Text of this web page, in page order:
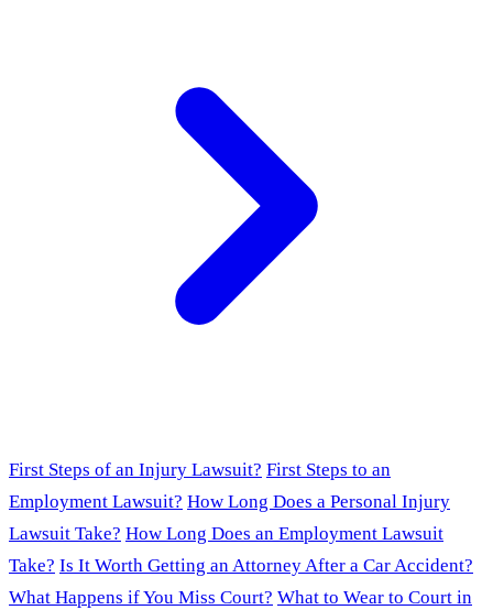
First Steps of an Injury Lawsuit? First Steps to an
Employment Lawsuit? How Long Does a Personal Injury
Lawsuit Take? How Long Does an Employment Lawsuit
Take? Is It Worth Getting an Attorney After a Car Accident?
What Happens if You Miss Court? What to Wear to Court in